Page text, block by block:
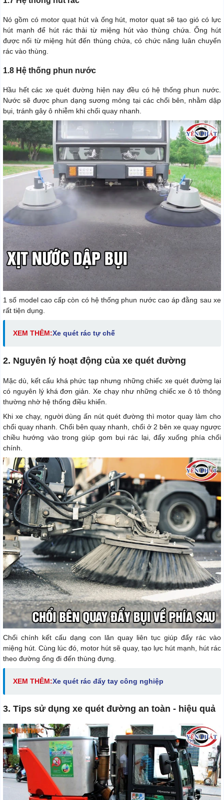
Nó gồm có motor quạt hút và ống hút, motor quạt sẽ tạo gió có lực
hút mạnh để hút rác thải từ miệng hút vào thùng chứa. Ống hút
được nối từ miệng hút đến thùng chứa, có chức năng luân chuyển
rác vào thùng.
1.8 Hệ thống phun nước
Hầu hết các xe quét đường hiện nay đều có hệ thống phun nước.
Nước sẽ được phun dạng sương mỏng tại các chổi bên, nhằm dập
bụi, tránh gây ô nhiễm khi chổi quay nhanh.
1 số model cao cấp còn có hệ thống phun nước cao áp đằng sau xe
rất tiện dụng.
XEM THÊM:Xe quét rác tự chế
2. Nguyên lý hoạt động của xe quét đường
Mặc dù, kết cấu khá phức tạp nhưng những chiếc xe quét đường lại
có nguyên lý khá đơn giản. Xe chạy như những chiếc xe ô tô thông
thường nhờ hệ thống điều khiển.
Khi xe chạy, người dùng ấn nút quét đường thì motor quay làm cho
chổi quay nhanh. Chổi bên quay nhanh, chổi ở 2 bên xe quay ngược
chiều hướng vào trong giúp gom bụi rác lại, đẩy xuống phía chổi
chính.
Chổi chính kết cấu dạng con lăn quay liên tục giúp đẩy rác vào
miệng hút. Cùng lúc đó, motor hút sẽ quay, tạo lực hút mạnh, hút rác
theo đường ống đi đến thùng đựng.
XEM THÊM:Xe quét rác đẩy tay công nghiệp
3. Tips sử dụng xe quét đường an toàn - hiệu quả